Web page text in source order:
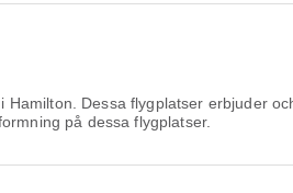
Dessa flygplatser erbjuder
på dessa flygplatser.